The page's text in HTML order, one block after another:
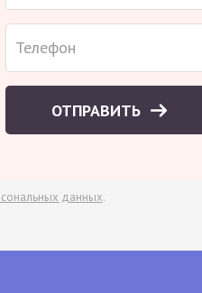
ОТПРАВИТЬ
данных.